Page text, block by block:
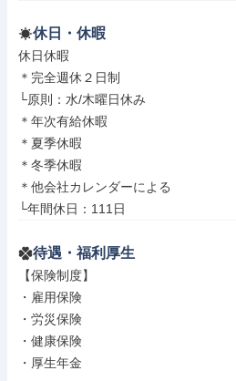
休日・休暇
休日休暇
＊完全週休２日制
└原則：水/木曜日休み
＊年次有給休暇
＊夏季休暇
＊冬季休暇
＊他会社カレンダーによる
└年間休日：111日
待遇・福利厚生
【保険制度】
・雇用保険
・労災保険
・健康保険
・厚生年金